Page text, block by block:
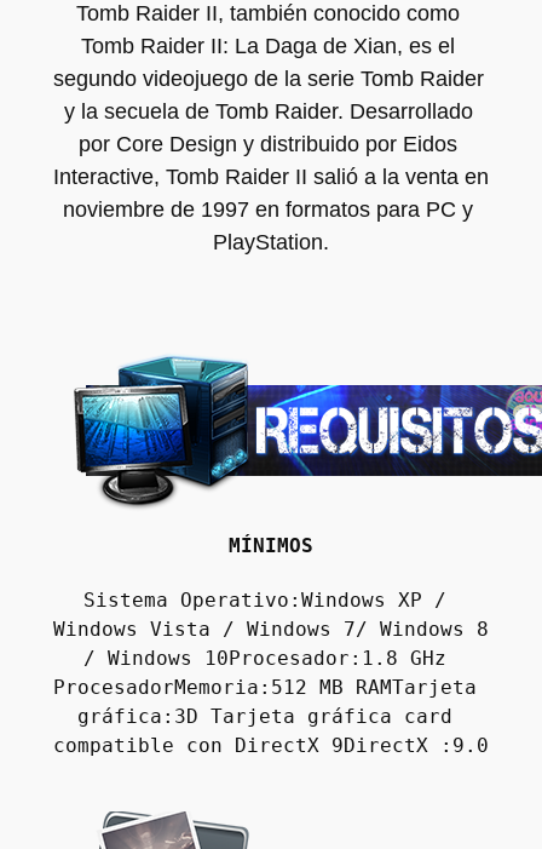
Tomb Raider II, también conocido como
Tomb Raider II: La Daga de Xian, es el
segundo videojuego de la serie Tomb Raider
y la secuela de Tomb Raider. Desarrollado
por Core Design y distribuido por Eidos
Interactive, Tomb Raider II salió a la venta en
noviembre de 1997 en formatos para PC y
PlayStation.
MÍNIMOS
Sistema Operativo:Windows XP /
Windows Vista / Windows 7/ Windows 8
/ Windows 10Procesador:1.8 GHz
ProcesadorMemoria:512 MB RAMTarjeta
gráfica:3D Tarjeta gráfica card
compatible con DirectX 9DirectX :9.0